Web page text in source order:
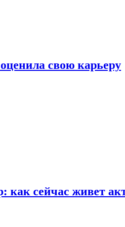
свою карьеру
как сейчас живет